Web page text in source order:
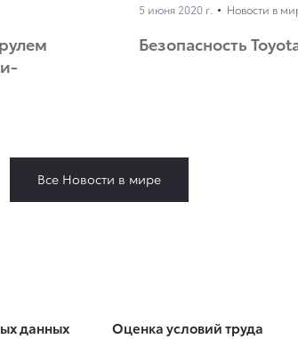
5 июня 2020 г. Новости в
Безопасность
Все Новости в мире
данных Оценка условий труда